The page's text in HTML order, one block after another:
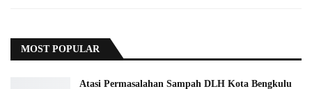
MOST POPULAR
Atasi Permasalahan Sampah DLH Kota Bengkulu